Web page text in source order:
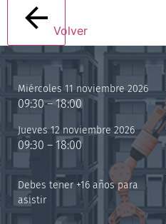
Volver
Miércoles 11 noviembre 2026
09:30 – 18:00
Jueves 12 noviembre 2026
09:30 – 18:00
Debes tener +16 años para
asistir